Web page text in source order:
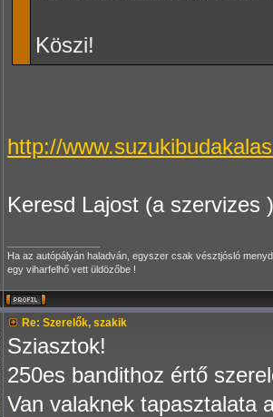
Köszi!
http://
Keresd Lajost (a
Ha az autópályán haladván, egyszer csak vésztjósló
egy viharfelhő vett üldözőbe !
Re: Szerelők, szakik
Sziasztok!
250es bandithoz értő
Van valaknek tapasztalata